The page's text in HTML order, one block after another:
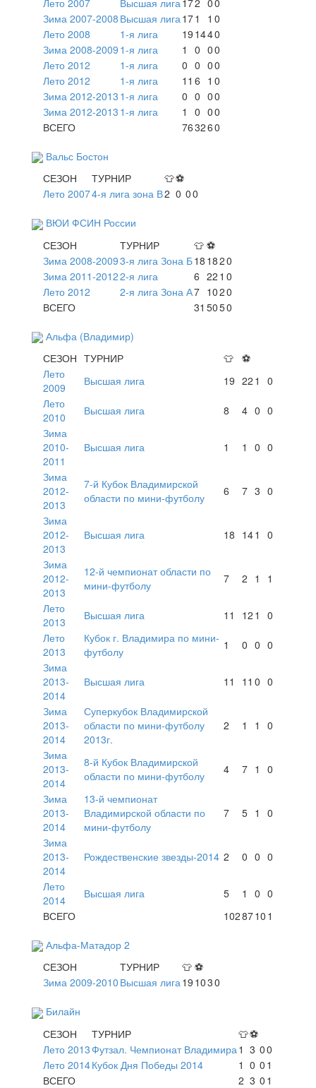
Зима 2007-2008 Высшая лига 171 1 0
Лето 2008
1-я лига 19 1440
Зима 2008-2009 1-я лига 1 0 00
Лето 2012
1-я лига 0 0 00
Лето 2012
1-я лига 11 6 1 0
Зима 2012-2013 1-я лига 0 0 00
Зима 2012-2013 1-я лига 1 0 00
ВСЕГО
763260
Вальс Бостон
СЕЗОН
ТУРНИР 👕⚽
Лето 20074-я лига зона В2 0 00
ВЮИ ФСИН России
СЕЗОН
ТУРНИР 👕 ⚽
Зима 2008-20093-я лига Зона Б18 1820
Зима 2011-20122-я лига 6 22 1 0
Лето 2012
2-я лига Зона А7 1020
ВСЕГО
31 5050
Альфа (Владимир)
СЕЗОН ТУРНИР 👕 ⚽
Лето
2009
Высшая лига 19 22 1
0
Лето
2010
Высшая лига 8 4 0 0
Зима
2010-
2011
Высшая лига 1 1 0 0
Зима
2012-
2013
7-й Кубок Владимирской
области по мини-футболу
6 7 3 0
Зима
2012-
2013
Высшая лига 18 141 0
Зима
2012-
2013
12-й чемпионат области по
мини-футболу
7 2 1 1
Лето
2013
Высшая лига 11 12 1
0
Лето
2013
Кубок г. Владимира по мини-
футболу
1 0 0 0
Зима
2013-
2014
Высшая лига 11 11 0 0
Зима
2013-
2014
Суперкубок Владимирской
области по мини-футболу
2013г.
2 1 1 0
Зима
2013-
2014
8-й Кубок Владимирской
области по мини-футболу
4 7 1 0
Зима
2013-
2014
13-й чемпионат
Владимирской области по
мини-футболу
7 5 1 0
Зима
2013-
2014
Рождественские звезды-2014 2 0 0 0
Лето
2014
Высшая лига 5 1 0 0
ВСЕГО
1028710 1
Альфа-Матадор 2
СЕЗОН
ТУРНИР 👕 ⚽
Зима 2009-2010 Высшая лига19 1030
Билайн
СЕЗОН
ТУРНИР 👕⚽
Лето 2013Футзал. Чемпионат Владимира 1 3 00
Лето 2014Кубок Дня Победы 2014 1 0 0 1
ВСЕГО
2 3 0 1